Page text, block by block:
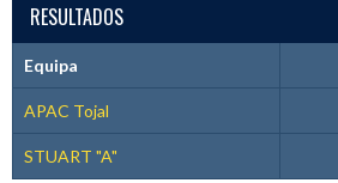
RESULTADOS
Equipa
APAC Tojal
STUART "A"